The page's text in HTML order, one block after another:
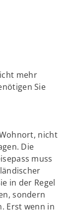
mehr
Sie
nicht
Die
muss
in der Regel
sondern
Erst wenn in